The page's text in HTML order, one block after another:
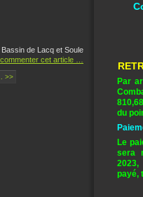
de Lacq et Soule
commenter cet article
>>
Par
810,68
du
Le
sera
payé,